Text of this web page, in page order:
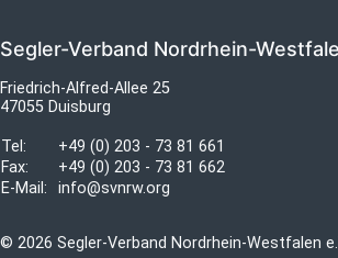
Segler-Verband Nordrhein-
Friedrich-Alfred-Allee 25
47055 Duisburg
Tel:
+49 (0) 203 - 73 81 661
Fax:
+49 (0) 203 - 73 81 662
E-Mail:
info@svnrw.org
© 2026 Segler-Verband Nordrhein-Westfalen